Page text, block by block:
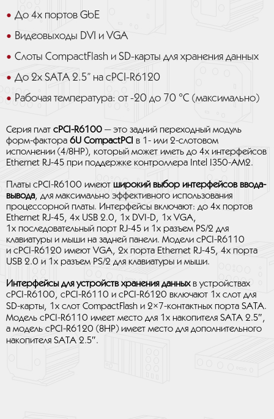
До 4х портов GbE
Видеовыходы DVI и VGA
Слоты CompactFlash и SD-карты для хранения данных
До 2x SATA 2.5” на cPCI-R6120
Рабочая температура: от -20 до 70 °C (максимально)
Серия плат cPCI-R6100 — это задний переходный модуль
форм-фактора 6U CompactPCI в 1- или 2-слотовом
исполнении (4/8HP), который может иметь до 4х интерфейсов
Ethernet RJ-45 при поддержке контроллера Intel I350-AM2.
Платы cPCI-R6100 имеют широкий выбор интерфейсов ввода-
вывода, для максимально эффективного использования
процессорной платы. Интерфейсы включают: до 4х портов
Ethernet RJ-45, 4х USB 2.0, 1х DVI-D, 1х VGA,
1х последовательный порт RJ-45 и 1х разъем PS/2 для
клавиатуры и мыши на задней панели. Модели cPCI-R6110
и cPCI-R6120 имеют VGA, 2х порта Ethernet RJ-45, 4х порта
USB 2.0 и 1х разъем PS/2 для клавиатуры и мыши.
Интерфейсы для устройств хранения данныхв устройствах
cPCI-R6100, cPCI-R6110 и cPCI-R6120 включают 1х слот для
SD-карты, 1х слот CompactFlash и 2×7-контактных порта SATA.
Модель cPCI-R6110 имеет место для 1х накопителя SATA 2.5″,
а модель cPCI-R6120 (8HP) имеет место для дополнительного
накопителя SATA 2.5″.